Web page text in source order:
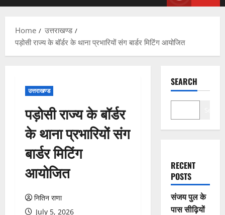
Home
उत्तराखण्ड
पड़ोसी राज्य के बॉर्डर के थाना प्रभारियों संग बार्डर मिटिंग आयोजित
उत्तराखण्ड
पड़ोसी राज्य के बॉर्डर
के थाना प्रभारियों संग
बार्डर मिटिंग
आयोजित
नितिन राणा
July 5, 2026
SEARCH
RECENT
POSTS
संजय पुल के
पास सीढ़ियों